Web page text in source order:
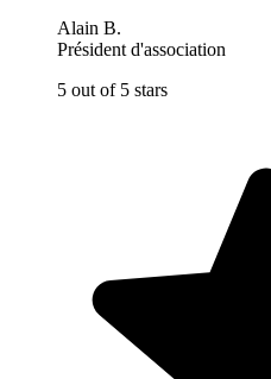
Alain B.
Président d'association
5 out of 5 stars